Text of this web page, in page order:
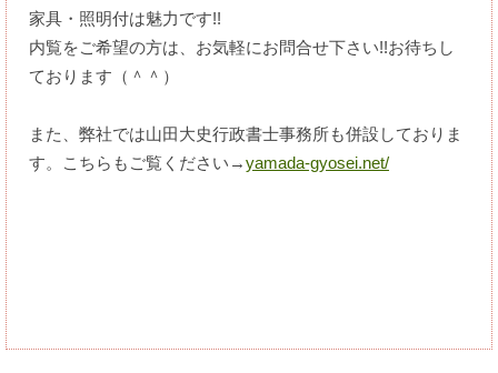
家具・照明付は魅力です!!
内覧をご希望の方は、お気軽にお問合せ下さい!!お待ちし
ております（＾＾）
また、弊社では山田大史行政書士事務所も併設しておりま
す。こちらもご覧ください→yamada-gyosei.net/